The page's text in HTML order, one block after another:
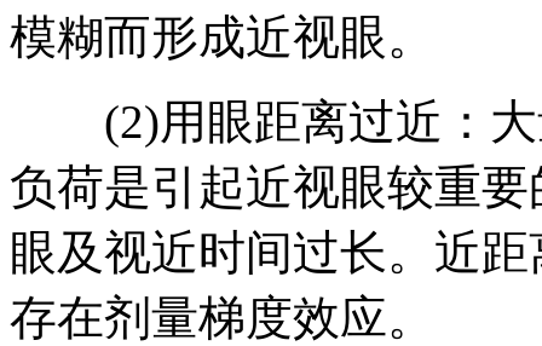
模糊而形成近视眼。
(2)用眼距离过近：大
负荷是引起近视眼较重
眼及视近时间过长。近
存在剂量梯度效应。